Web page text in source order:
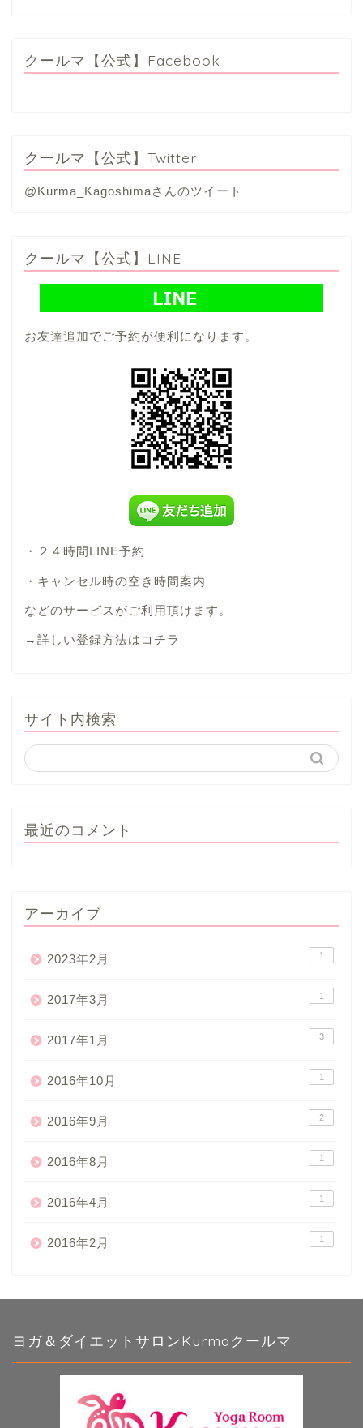
クールマ【公式】Facebook
クールマ【公式】Twitter
@Kurma_Kagoshimaさんのツイート
クールマ【公式】LINE
お友達追加でご予約が便利になります。
・２４時間LINE予約
・キャンセル時の空き時間案内
などのサービスがご利用頂けます。
→ 詳しい登録方法はコチラ
サイト内検索
最近のコメント
アーカイブ
2023年2月 1
2017年3月 1
2017年1月 3
2016年10月 1
2016年9月 2
2016年8月 1
2016年4月 1
2016年2月 1
ヨガ＆ダイエットサロンKurmaクールマ